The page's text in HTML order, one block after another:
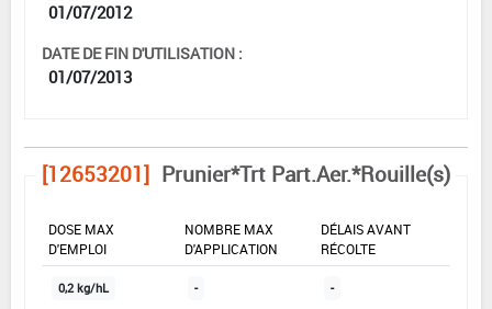
01/07/2012
DATE DE FIN D'UTILISATION :
01/07/2013
[12653201] Prunier*Trt Part.Aer.*Rouille(s)
DOSE MAX
D'EMPLOI
NOMBRE MAX
D'APPLICATION
DÉLAIS AVANT
RÉCOLTE
0,2 kg/hL - -